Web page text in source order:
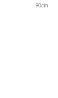
90cm